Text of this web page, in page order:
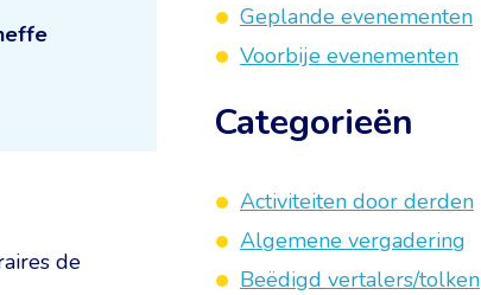
de
Geplande evenementen
Voorbije evenementen
Categorieën
Activiteiten door derden
Algemene vergadering
Beëdigd vertalers/tolken